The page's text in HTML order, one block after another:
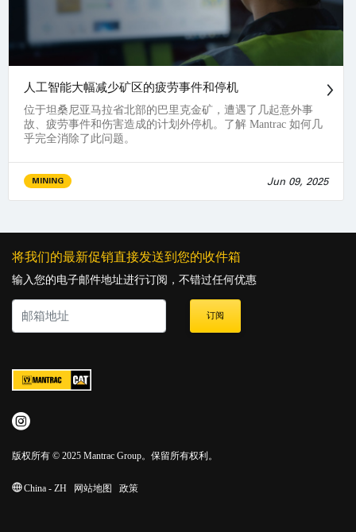
人工智能大幅减少矿区的疲劳事件和停机
位于坦桑尼亚马拉省北部的巴里克金矿，遭遇了几起意外事
故、疲劳事件和伤害造成的计划外停机。了解 Mantrac 如何几
乎完全消除了此问题。
MINING Jun 09, 2025
将我们的最新促销直接发送到您的收件箱
输入您的电子邮件地址进行订阅，不错过任何优惠
订阅
版权所有 © 2025 Mantrac Group。保留所有权利。
China - ZH 网站地图 政策